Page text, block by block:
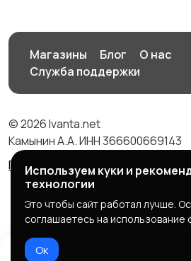
Магазины Блог
О нас
Служба поддержки
© 2026 Ivanta.net
Камынин А.А. ИНН 366600669143
Правила сервиса
Политика
Используем куки и
технологии
Это чтобы сайт работал лучше.
соглашаетесь на использование
Ок